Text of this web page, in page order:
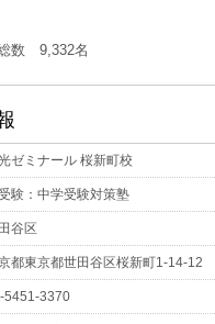
数 9,332名
ゼミナール 桜新町校
験：中学受験対策塾
谷区
都東京都世田谷区桜新町1-14-
5451-3370